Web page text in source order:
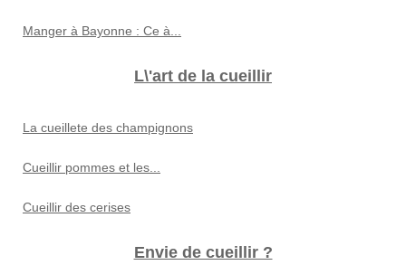
Manger à Bayonne : Ce à...
L\'art de la cueillir
La cueillete des champignons
Cueillir pommes et les...
Cueillir des cerises
Envie de cueillir ?